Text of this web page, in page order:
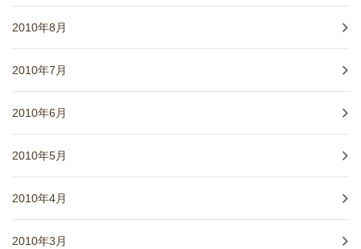
2010年8月
2010年7月
2010年6月
2010年5月
2010年4月
2010年3月